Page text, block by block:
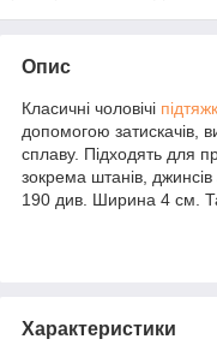
Опис
Класичні чоловічі
допомогою затискачів,
сплаву. Підходять для
зокрема штанів,
190 див. Ширина 4 см.
Характеристики